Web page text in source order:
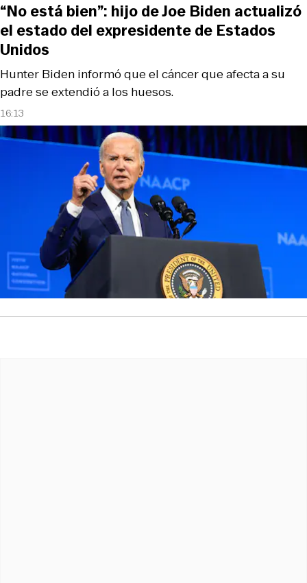
16:13
Hunter Biden informó que el cáncer que afecta a su
padre se extendió a los huesos.
“No está bien”: hijo de Joe Biden actualizó
el estado del expresidente de Estados
Unidos